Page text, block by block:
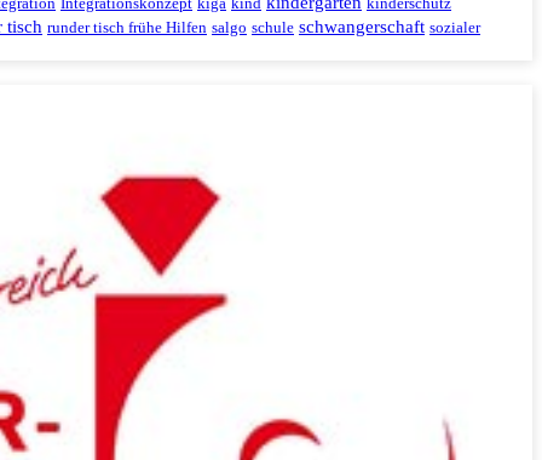
tisch runder tisch frühe Hilfen salgo schule schwangerschaft sozialer